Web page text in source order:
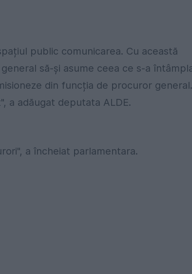
public comunicarea. Cu această
să-și asume ceea ce s-a
din funcția de procuror general.
a adăugat deputata ALDE.
a încheiat parlamentara.